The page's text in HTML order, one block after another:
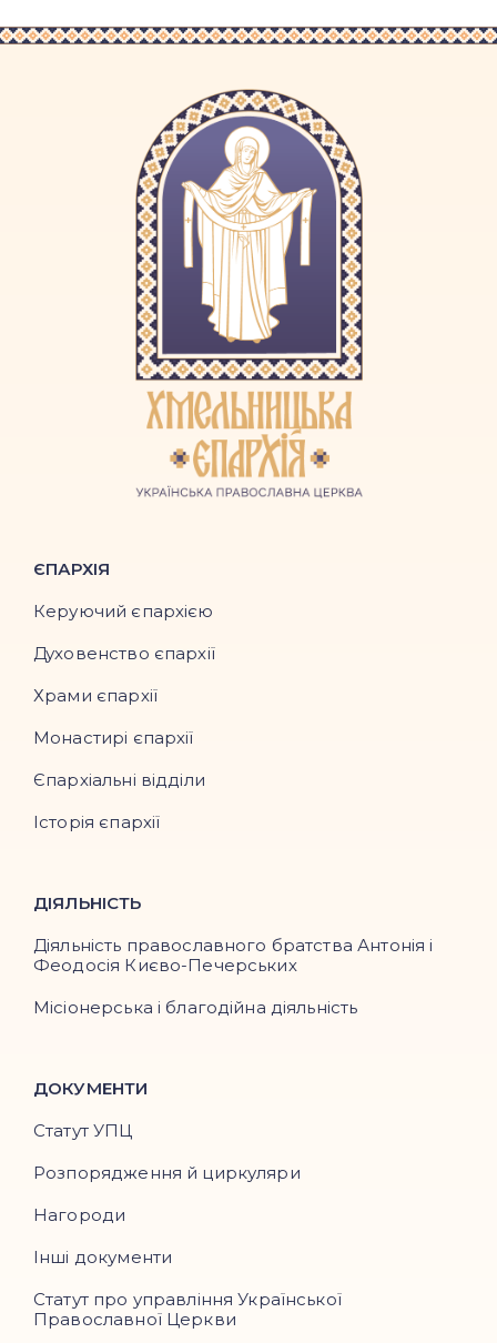
ЄПАРХІЯ
Керуючий єпархією
Духовенство єпархії
Храми єпархії
Монастирі єпархії
Єпархіальні відділи
Історія єпархії
ДІЯЛЬНІСТЬ
Діяльність православного братства Антонія і
Феодосія Києво-Печерських
Місіонерська і благодійна діяльність
ДОКУМЕНТИ
Статут УПЦ
Розпорядження й циркуляри
Нагороди
Інші документи
Статут про управління Української
Православної Церкви